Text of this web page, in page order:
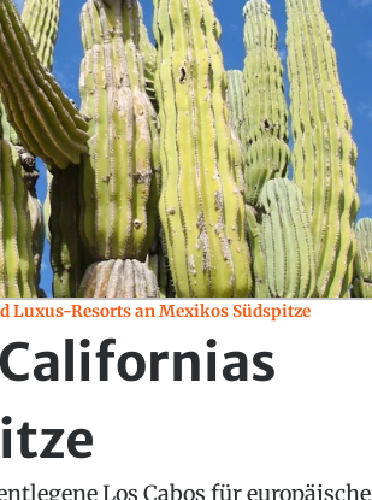
Luxus-Resorts an Mexikos Südspitze
Los Cabos für europäische